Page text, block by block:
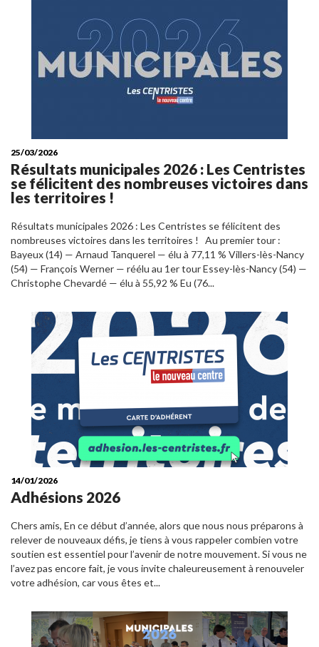
25/03/2026
Résultats municipales 2026 : Les Centristes
se félicitent des nombreuses victoires dans
les territoires !
Résultats municipales 2026 : Les Centristes se félicitent des
nombreuses victoires dans les territoires ! Au premier tour :
Bayeux (14) — Arnaud Tanquerel — élu à 77,11 % Villers-lès-Nancy
(54) — François Werner — réélu au 1er tour Essey-lès-Nancy (54) —
Christophe Chevardé — élu à 55,92 % Eu (76...
14/01/2026
Adhésions 2026
Chers amis, En ce début d’année, alors que nous nous préparons à
relever de nouveaux défis, je tiens à vous rappeler combien votre
soutien est essentiel pour l’avenir de notre mouvement. Si vous ne
l’avez pas encore fait, je vous invite chaleureusement à renouveler
votre adhésion, car vous êtes et...